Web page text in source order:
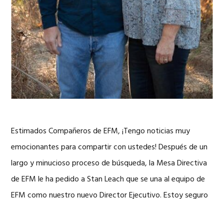
Estimados Compañeros de EFM, ¡Tengo noticias muy
emocionantes para compartir con ustedes! Después de un
largo y minucioso proceso de búsqueda, la Mesa Directiva
de EFM le ha pedido a Stan Leach que se una al equipo de
EFM como nuestro nuevo Director Ejecutivo. Estoy seguro